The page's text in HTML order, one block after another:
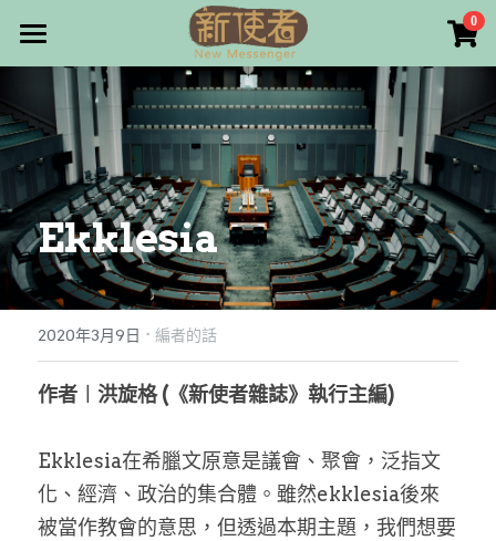
0
最新消息
關於我們
雜誌目錄
雜誌專欄
最新文章
編者的話
本期主題
台灣教會人物檔案
乘著夢想去旅行
畫話人生
寫寫畫畫
漫畫
訂購/奉獻/廣告刊登
好站連結
搜索
Ekklesia
2020年3月9日 · 編者的話
作者︱洪旋格 (《新使者雜誌》執行主編)
Ekklesia在希臘文原意是議會、聚會，泛指文
化、經濟、政治的集合體。雖然ekklesia後來
被當作教會的意思，但透過本期主題，我們想要
×
商品分類
所有商品分類